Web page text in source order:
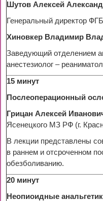
Шутов Алексей
Генеральный директор
Хиновкер Владимир
Заведующий отделением
анестезиолог –
15 минут
Послеоперационный
Грицан Алексей
Ясенецкого МЗ РФ (г.
В лекции представлены
в раннем и отсроченном
обезболиванию.
20 минут
Неопиоидные